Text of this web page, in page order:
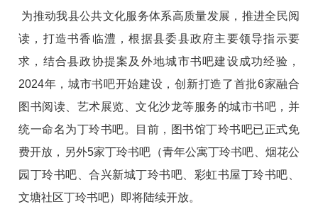
为推动我县公共文化服务体系高质量发展，推进全民阅
读，打造书香临澧，根据县委县政府主要领导指 示要
求，结合县政协提案及外地城市书吧建设成功经验，
2024年，城市书吧开始建设，创新打造了首批6家融合
图书阅读、艺术展览、文化沙龙等服务的城市书吧，并
统一命名为丁玲书吧。
目前，图书馆丁玲书吧已正式免
费开放，另外5家丁玲书吧（青年公寓丁玲书吧、烟花公
园丁玲书吧、合兴新城丁玲书吧 、彩虹书屋丁玲书吧、
文塘社区丁玲书吧） 即将陆续开放。